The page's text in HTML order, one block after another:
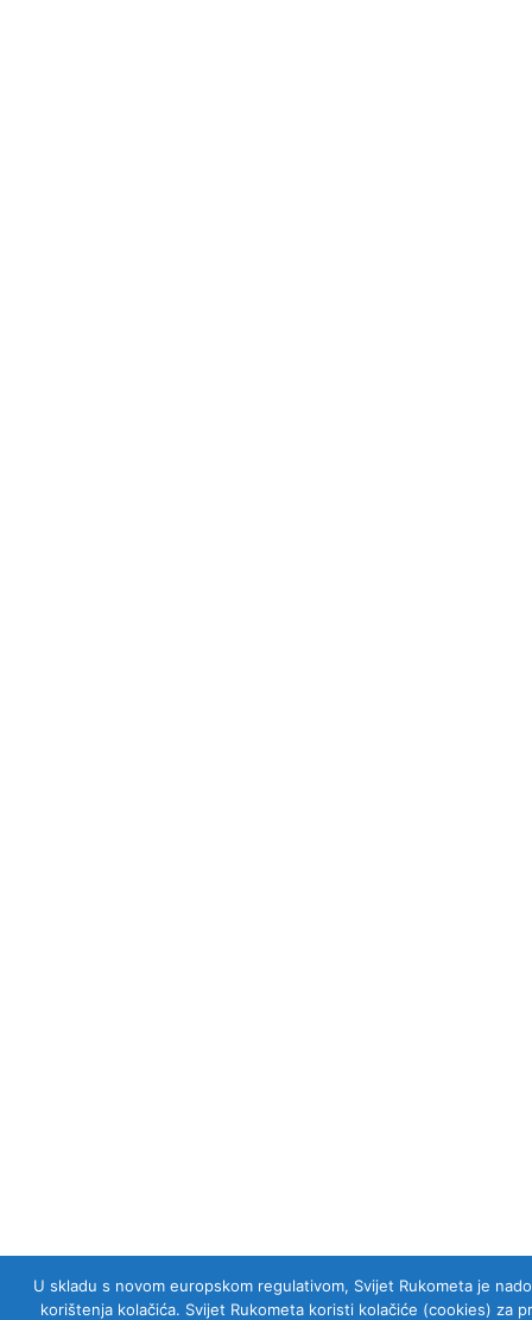
U skladu s novom europskom regulativom, Svijet Rukometa je
korištenja kolačića. Svijet Rukometa koristi kolačiće (cookies) za